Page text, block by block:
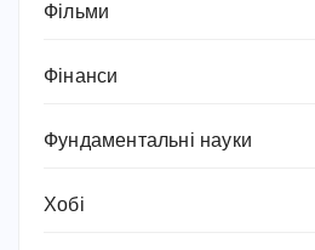
Фільми
Фінанси
Фундаментальні науки
Хобі